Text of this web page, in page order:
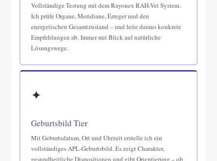
Vollständige Testung mit dem Rayonex RAH-Vet System.
Ich prüfe Organe, Meridiane, Erreger und den
energetischen Gesamtzustand – und leite daraus konkrete
Empfehlungen ab. Immer mit Blick auf natürliche
Lösungswege.
✦
Geburtsbild Tier
Mit Geburtsdatum, Ort und Uhrzeit erstelle ich ein
vollständiges APL-Geburtsbild. Es zeigt Charakter,
gesundheitliche Dispositionen und gibt Orientierung – ob